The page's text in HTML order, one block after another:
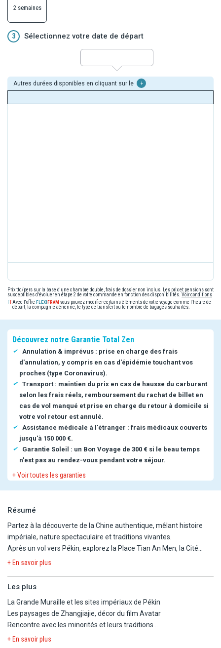
émotions et découvertes.
2 semaines
3 Sélectionnez votre date de départ
Autres durées disponibles en cliquant sur le +
Prix ttc/pers sur la base d'une chambre double, frais de dossier non inclus. Les prix et pensions sont
susceptibles d'évoluer en étape 2 de votre commande en fonction des disponibilités. Voir conditions
Avec l'offre
vous pouvez modifier certains éléments de votre voyage comme l'heure de
départ, la compagnie aérienne, le type de transfert ou le nombre de bagages souhaités.
Découvrez notre Garantie Total Zen
Annulation & imprévus : prise en charge des frais
d'annulation, y compris en cas d'épidémie touchant vos
proches (type Coronavirus).
Transport : maintien du prix en cas de hausse du carburant
selon les frais réels, remboursement du rachat de billet en
cas de vol manqué et prise en charge du retour à domicile si
votre vol retour est annulé.
Assistance médicale à l'étranger : frais médicaux couverts
jusqu'à 150 000 €.
Garantie Soleil : un Bon Voyage de 300 € si le beau temps
n'est pas au rendez-vous pendant votre séjour.
+ Voir toutes les garanties
Résumé
Partez à la découverte de la Chine authentique, mêlant histoire
impériale, nature spectaculaire et traditions vivantes.
Après un vol vers Pékin, explorez la Place Tian An Men, la Cité
Interdite, le Temple du Ciel et la Grande Muraille avant de savourer
l'armée de terre cuite et les quartiers anciens vous plongent au
prime. Envolez-vous vers Zhangjiajie pour admirer ses paysages
uniques, ses piliers rocheux, ascenseur panoramique et
passerelles vertigineuses au-dessus du vide. Puis, dans le
Guizhou, vivez une immersion dans les villages des minorités
+ En savoir plus
Les plus
La Grande Muraille et les sites impériaux de Pékin
Les paysages de Zhangjiajie, décor du film Avatar
Rencontre avec les minorités et leurs traditions
Une séance de Taichi à Xi'An
+ En savoir plus